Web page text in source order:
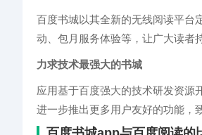
百度书城以其全新的无线阅读平台
动、包月服务体验等，让广大读者
力求技术最强大的书城
应用基于百度强大的技术研发资源
进一步推出更多用户友好的功能，